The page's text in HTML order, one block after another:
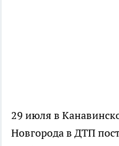
29 июля в
Новгорода в ДТП